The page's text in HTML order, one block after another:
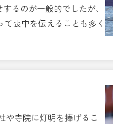
るのが一般的でしたが、
喪中を伝えることも多く
や寺院に灯明を捧げるこ